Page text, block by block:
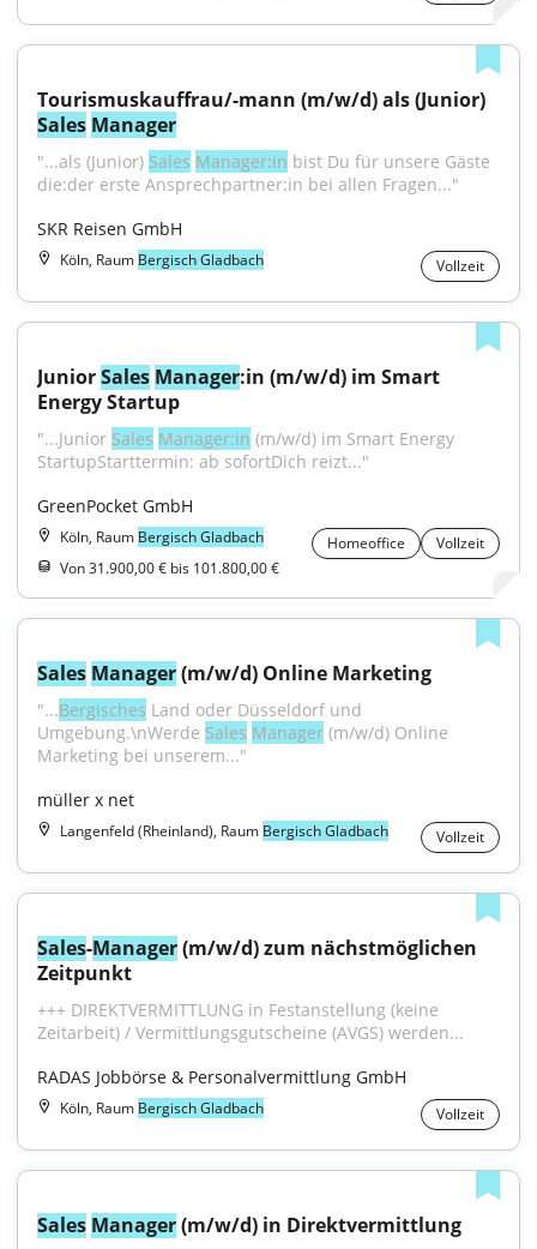
Sales Manager
"...als (Junior) Sales Manager:in bist Du für unsere Gäste
die:der erste Ansprechpartner:in bei allen Fragen..."
SKR Reisen GmbH
Köln, Raum Bergisch Gladbach Vollzeit
Junior Sales Manager:in (m/w/d) im Smart
Energy Startup
"...Junior Sales Manager:in (m/w/d) im Smart Energy
StartupStarttermin: ab sofortDich reizt..."
GreenPocket GmbH
Köln, Raum Bergisch Gladbach Homeoffice
Vollzeit
Von 31.900,00 € bis 101.800,00 €
Sales Manager (m/w/d) Online Marketing
"...Bergisches Land oder Düsseldorf und
Umgebung.\nWerde Sales Manager (m/w/d) Online
Marketing bei unserem..."
müller x net
Langenfeld (Rheinland), Raum Bergisch Gladbach Vollzeit
Sales-Manager (m/w/d) zum nächstmöglichen
Zeitpunkt
+++ DIREKTVERMITTLUNG in Festanstellung (keine
Zeitarbeit) / Vermittlungsgutscheine (AVGS) werden...
RADAS Jobbörse & Personalvermittlung GmbH
Köln, Raum Bergisch Gladbach Vollzeit
Sales Manager (m/w/d) in Direktvermittlung